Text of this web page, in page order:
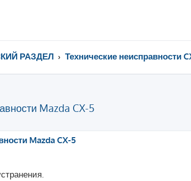
РАЗДЕЛ Технические неисправности
Mazda CX-5
Mazda CX-5